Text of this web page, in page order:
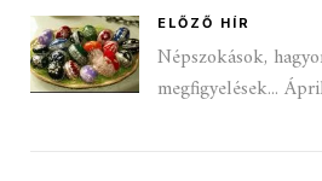
ELŐZŐ HÍR
Népszokások,
megfigyelések...